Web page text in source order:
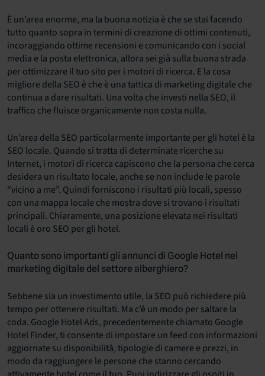
È un’area enorme, ma la buona notizia è che se stai facendo
tutto quanto sopra in termini di creazione di ottimi contenuti,
incoraggiando ottime recensioni e comunicando con i social
media e la posta elettronica, allora sei già sulla buona strada
per ottimizzare il tuo sito per i motori di ricerca. E la cosa
migliore della SEO è che è una tattica di marketing digitale che
continua a dare risultati. Una volta che investi nella SEO, il
traffico che fluisce organicamente non costa nulla.
Un’area della SEO particolarmente importante per gli hotel è la
SEO locale. Quando si tratta di determinate ricerche su
Internet, i motori di ricerca capiscono che la persona che cerca
desidera un risultato locale, anche se non include le parole
“vicino a me”. Quindi forniscono i risultati più locali, spesso
con una mappa locale che mostra dove si trovano i risultati
principali. Chiaramente, una posizione elevata nei risultati
locali è oro SEO per gli hotel.
Quanto sono importanti gli annunci di Google Hotel nel
marketing digitale del settore alberghiero?
Sebbene sia un investimento utile, la SEO può richiedere più
tempo per ottenere risultati. Ma c’è un modo per saltare la
coda. Google Hotel Ads, precedentemente chiamato Google
Hotel Finder, ti consente di impostare un feed con informazioni
aggiornate su disponibilità, tipologie di camere e prezzi, in
modo da raggiungere le persone che stanno cercando